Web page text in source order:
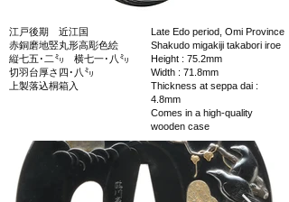
江戸後期 近江国
赤銅磨地竪丸形高彫色絵
縦七五･二㍉ 横七一･八㍉
切羽台厚さ四･八㍉
上製落込桐箱入
Late Edo period, Omi Province
Shakudo migakiji takabori iroe
Height : 75.2mm
Width : 71.8mm
Thickness at seppa dai :
4.8mm
Comes in a high-quality
wooden case